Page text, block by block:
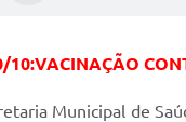
10:VACINAÇÃO
Municipal de